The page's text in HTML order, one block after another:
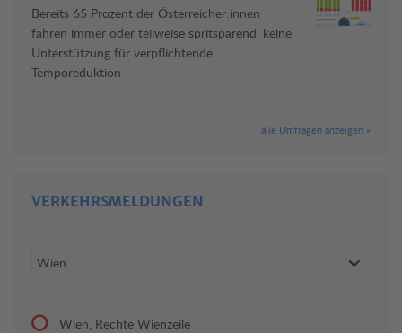
Bereits 65 Prozent der Österreicher:innen
fahren immer oder teilweise spritsparend, keine
Unterstützung für verpflichtende
Temporeduktion
alle Umfragen anzeigen »
VERKEHRSMELDUNGEN
Wien, Rechte Wienzeile